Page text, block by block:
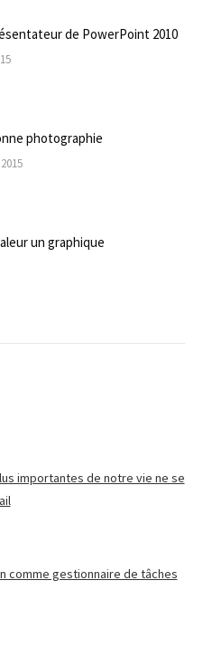
de PowerPoint 2010
photographie
un graphique
importantes de notre vie ne se
comme gestionnaire de tâches